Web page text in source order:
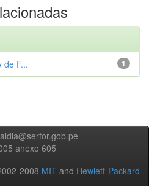
1
de F...
anexo 605
2008 MIT and Hewlett-Packard -